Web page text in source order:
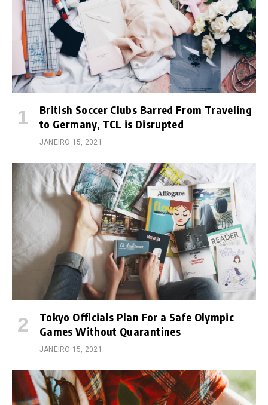
British Soccer Clubs Barred From Traveling
to Germany, TCL is Disrupted
JANEIRO 15, 2021
Tokyo Officials Plan For a Safe Olympic
Games Without Quarantines
JANEIRO 15, 2021